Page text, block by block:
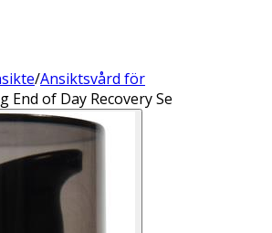
/Ansiktsvård för
End of Day Recovery Se